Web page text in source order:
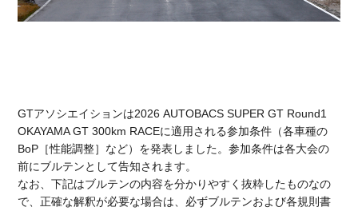
GTアソシエイションは2026 AUTOBACS SUPER GT Round1
OKAYAMA GT 300km RACEに適用される参加条件（各車種の
BoP［性能調整］など）を発表しました。参加条件は各大会の
前にブルテンとして告知されます。
なお、下記はブルテンの内容を分かりやすく抜粋したものなの
で、正確な解釈が必要な場合は、必ずブルテンおよび各規則書